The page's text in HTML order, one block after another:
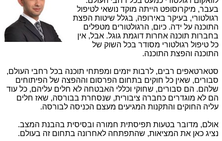
בעבר, מיקרוסופט הייתה מוקד נושאי לטיפול
רגולטורי, בעיקר באירופה, בגלל שיטות הפצת
התוכנה על ידה. כיום, הרגולטורים מטפלים
בחברות תוכנה אחרות דוגמת גוגל. אבל, אין
כל טיפול רגולטורי מסודר בכל השוק של
התוכנה והפצת התוכנה.
סטארטאפים רבים, לרבות יזמים ומפתחי תוכנה בכל רחבי העולם,
סבורים, שאין כל חוקים בתחום הפרסום וההפצה של הפיתוחים
שלהם. הם סבורים, שחוקי וכללי האבטחה לא חלים עליהם, כל עוד
הם לא מוגדרים כחברה ציבורית, שנסחרת בבורסה, שאז חלים
עליה החוקים והתקנות המגיעים מעצם הכניסה לבורסה.
אולם, מדובר בטעות תפיסתית חמורה ובסיסית בהבנת המצב.
נציג כאן את המציאות, שהתפתחה לאחרונה בתחום זה בעולם.